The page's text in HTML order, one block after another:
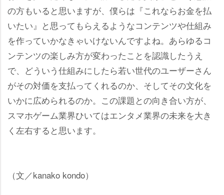
の方もいると思いますが、僕らは『これならお金を払
いたい』と思ってもらえるようなコンテンツや仕組み
を作っていかなきゃいけないんですよね。あらゆるコ
ンテンツの楽しみ方が変わったことを認識したうえ
で、どういう仕組みにしたら若い世代のユーザーさん
がその対価を支払ってくれるのか、そしてその文化を
いかに広められるのか。この課題との向き合い方が、
スマホゲーム業界ひいてはエンタメ業界の未来を大き
く左右すると思います。
（文／kanako kondo）